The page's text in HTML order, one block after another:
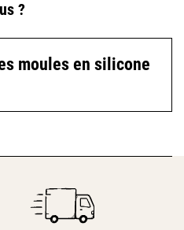
?
moules en silicone